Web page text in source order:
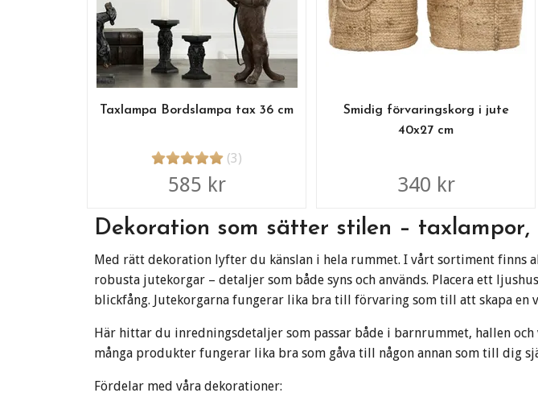
Taxlampa Bordslampa tax 36 cm
(3)
585 kr
Smidig förvaringskorg i jute
40x27 cm
340 kr
Dekoration som sätter stilen –
Med rätt dekoration lyfter du känslan i hela rummet. I vårt sortiment
robusta jutekorgar – detaljer som både syns och används. Placera ett
blickfång. Jutekorgarna fungerar lika bra till förvaring som till att skapa en
Här hittar du inredningsdetaljer som passar både i barnrummet, hallen
många produkter fungerar lika bra som gåva till någon annan som till dig
Fördelar med våra dekorationer: